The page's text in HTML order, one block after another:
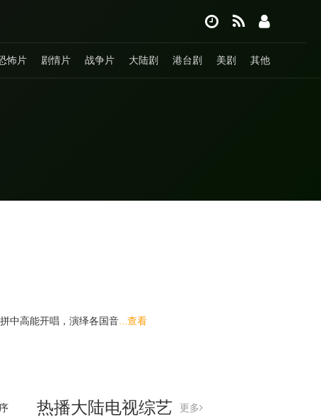
怖片 剧情片 战争片 大陆剧 港台剧 美剧 其他
中高能开唱，演绎各国音 ...查看
热播大陆电视综艺 更多